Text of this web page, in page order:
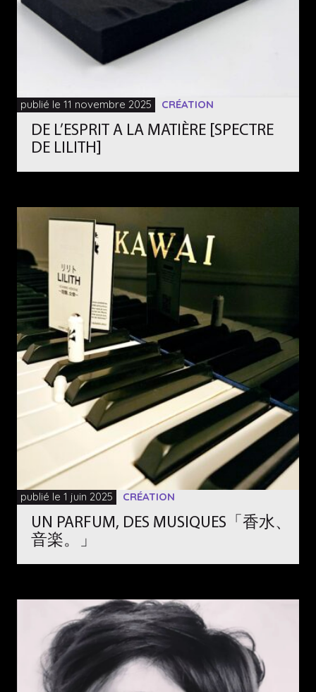
publié le 11 novembre 2025 CRÉATION
DE L’ESPRIT A LA MATIÈRE [SPECTRE
DE LILITH]
publié le 1 juin 2025 CRÉATION
UN PARFUM, DES MUSIQUES「香水、
音楽。」